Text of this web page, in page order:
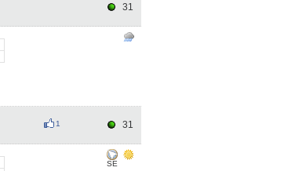
31
1 31
SE